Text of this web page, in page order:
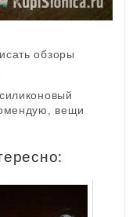
обзоры
вещи